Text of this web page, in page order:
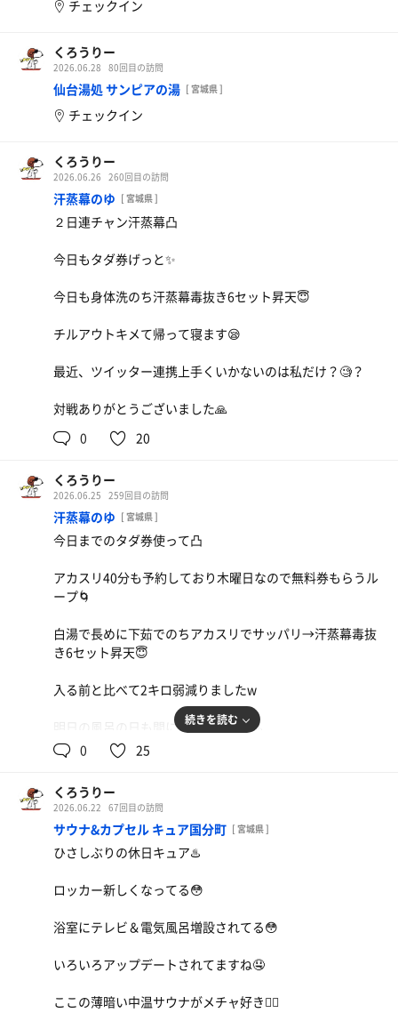
冷やし担々麺
チルアウト
チェックイン
くろうりー
2026.06.28 80回目の訪問
仙台湯処 サンピアの湯 [ 宮城県 ]
チェックイン
くろうりー
2026.06.26 260回目の訪問
汗蒸幕のゆ [ 宮城県 ]
２日連チャン汗蒸幕凸
今日もタダ券げっと✨
今日も身体洗のち汗蒸幕毒抜き6セット昇天😇
チルアウトキメて帰って寝ます😪
最近、ツイッター連携上手くいかないのは私だけ？🧐？
対戦ありがとうございました🙏
0
20
くろうりー
2026.06.25 259回目の訪問
汗蒸幕のゆ [ 宮城県 ]
今日までのタダ券使って凸
アカスリ40分も予約しており木曜日なので無料券もらうル
ープ🌀
白湯で長めに下茹でのちアカスリでサッパリ→汗蒸幕毒抜
き6セット昇天😇
入る前と比べて2キロ弱減りましたw
明日の風呂の日も間に合えば来ます♨️
対戦ありがとうございました🙏
続きを読む
0 25
くろうりー
2026.06.22 67回目の訪問
サウナ&カプセル キュア国分町 [ 宮城県 ]
ひさしぶりの休日キュア♨️
ロッカー新しくなってる😳
浴室にテレビ＆電気風呂増設されてる😳
いろいろアップデートされてますね🤤
ここの薄暗い中温サウナがメチャ好き🧖‍♂️